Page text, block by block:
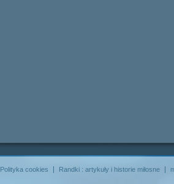
Polityka cookies Randki : artykuły i historie miłosne